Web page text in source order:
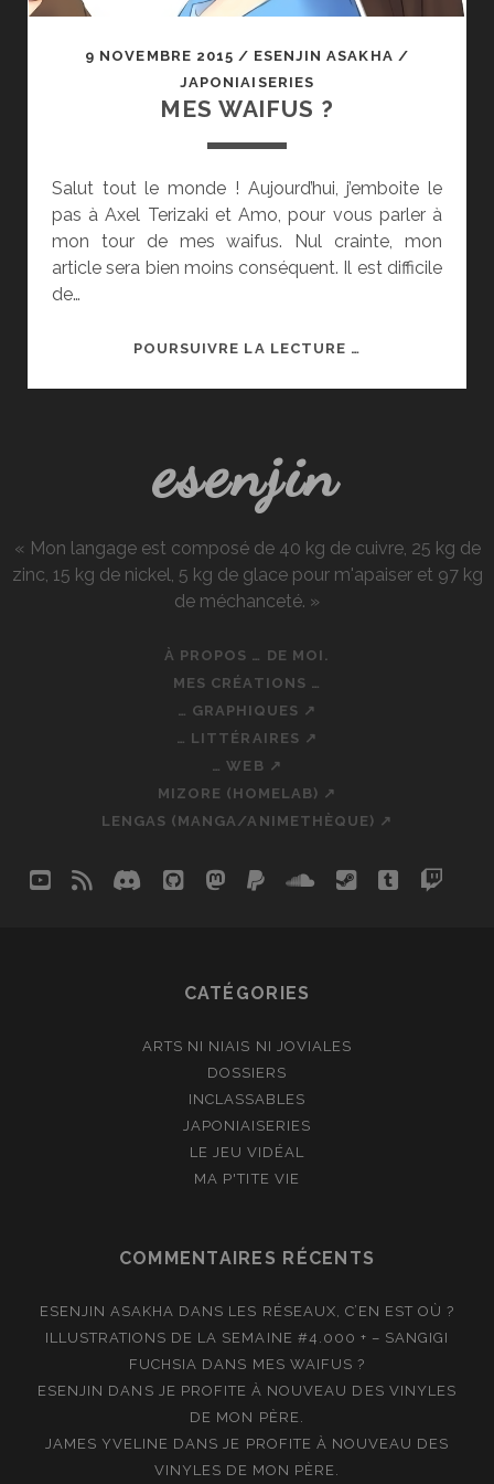
9 NOVEMBRE 2015 / ESENJIN ASAKHA /
JAPONIAISERIES
MES WAIFUS ?
Salut tout le monde ! Aujourd’hui, j’emboite le
pas à Axel Terizaki et Amo, pour vous parler à
mon tour de mes waifus. Nul crainte, mon
article sera bien moins conséquent. Il est difficile
de…
POURSUIVRE LA LECTURE …
esenjin
« Mon langage est composé de 40 kg de cuivre, 25 kg de
zinc, 15 kg de nickel, 5 kg de glace pour m'apaiser et 97 kg
de méchanceté. »
À PROPOS … DE MOI.
MES CRÉATIONS …
… GRAPHIQUES ↗
… LITTÉRAIRES ↗
… WEB ↗
MIZORE (HOMELAB) ↗
LENGAS (MANGA/ANIMETHÈQUE) ↗
youtube
rss discord
githubmastodon
paypalsoundcloud
steamtumblr
CATÉGORIES
ARTS NI NIAIS NI JOVIALES
DOSSIERS
INCLASSABLES
JAPONIAISERIES
LE JEU VIDÉAL
MA P'TITE VIE
COMMENTAIRES RÉCENTS
ESENJIN ASAKHA DANS LES RÉSEAUX, C’EN EST OÙ ?
ILLUSTRATIONS DE LA SEMAINE #4.000 + – SANGIGI
FUCHSIA DANS MES WAIFUS ?
ESENJIN DANS JE PROFITE À NOUVEAU DES VINYLES
DE MON PÈRE.
JAMES YVELINE DANSJE PROFITE À NOUVEAU DES
VINYLES DE MON PÈRE.